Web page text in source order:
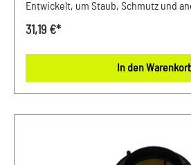
Entwickelt, um Staub, Schmutz und
Verunreinigungen fernzuhalten, sorgt
und hochwertigen Materialien
Lebensdauer und zuverlässige
Unser Service für Sie: Um Fehlkäufe
31,19 €*
In den